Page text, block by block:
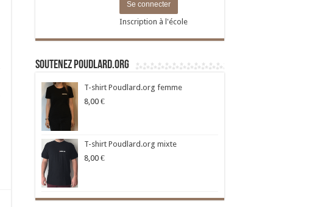
Inscription à l'école
Soutenez Poudlard.org
T-shirt Poudlard.org femme
8,00 €
T-shirt Poudlard.org mixte
8,00 €